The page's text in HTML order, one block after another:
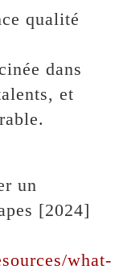
qualité
dans
et
un
[2024]
what-